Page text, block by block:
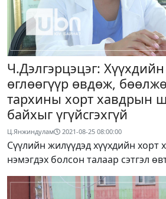
Ч.Дэлгэрцэцэг:
өглөөгүүр өвдөж,
тархины хорт хавдрын
байхыг үгүйсгэхгүй
Ц.Янжиндулам 2021-08-25 08:00:00
Сүүлийн жилүүдэд хүүхдийн хорт
нэмэгдэх болсон талаар сэтгэл